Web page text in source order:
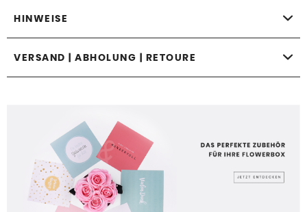
HINWEISE
VERSAND | ABHOLUNG | RETOURE